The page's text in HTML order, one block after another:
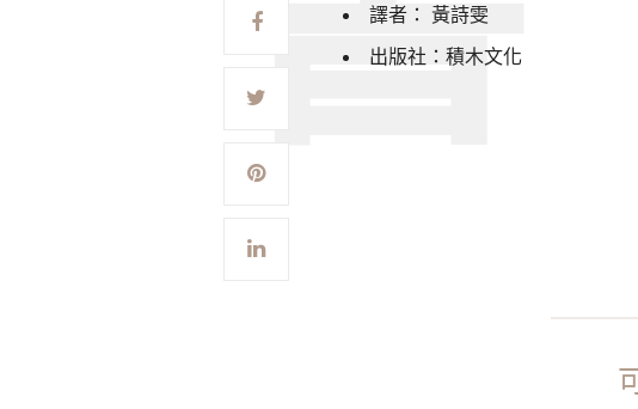
譯者： 黃詩雯
出版社：積木文化